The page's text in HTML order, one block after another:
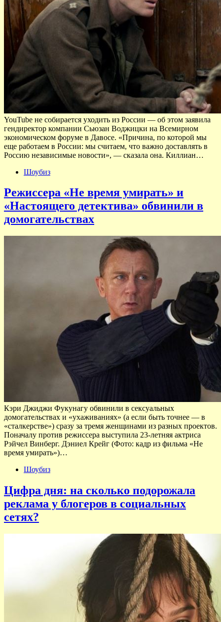
YouTube не собирается уходить из России — об этом заявила
гендиректор компании Сьюзан Воджицки на Всемирном
экономическом форуме в Давосе. «Причина, по которой мы
еще работаем в России: мы считаем, что важно доставлять в
Россию независимые новости», — сказала она. Киллиан…
Шоубиз
Режиссера «Не время умирать» и
«Настоящего детектива» обвинили в
домогательствах
Кэри Джиджи Фукунагу обвинили в сексуальных
домогательствах и «ухаживаниях» (а если быть точнее — в
«сталкерстве») сразу за тремя женщинами из разных проектов.
Поначалу против режиссера выступила 23-летняя актриса
Рэйчел Винберг. Дэниел Крейг (Фото: кадр из фильма «Не
время умирать»)…
Шоубиз
Цифра дня: на сколько подорожала
реклама у блогеров в социальных
сетях?